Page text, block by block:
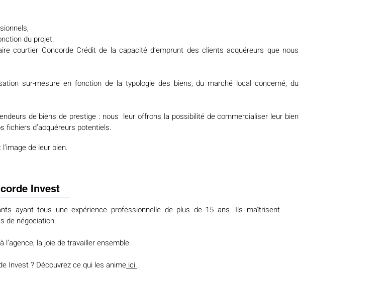
du projet.
courtier Concorde Crédit de la capacité d’emprunt des clients acquéreurs que nous
sur-mesure en fonction de la typologie des biens, du marché local concerné, du
de biens de prestige : nous leur offrons la possibilité de commercialiser leur bien
fichiers d’acquéreurs potentiels.
de leur bien.
Invest
ayant tous une expérience professionnelle de plus de 15 ans. Ils maîtrisent
de négociation.
la joie de travailler ensemble.
Invest ? Découvrez ce qui les anime ici .